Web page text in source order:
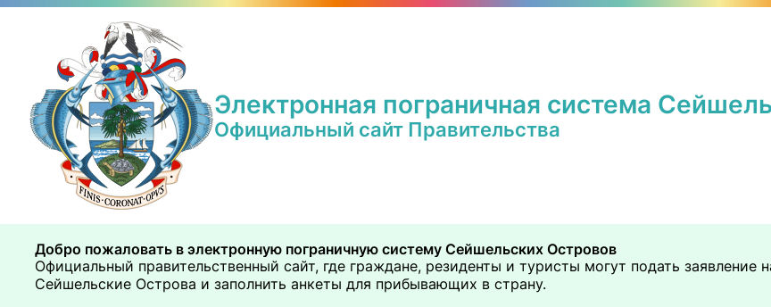
Электронная пограничная система
Официальный сайт Правительства
Добро пожаловать в электронную пограничную систему Сейшельских Островов
Официальный правительственный сайт, где граждане, резиденты и туристы могут подать заявление
Сейшельские Острова и заполнить анкеты для прибывающих в страну.